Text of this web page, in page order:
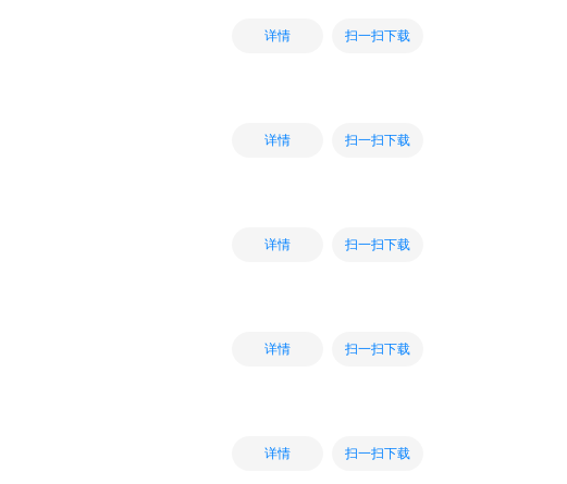
详情 扫一扫下载
详情 扫一扫下载
详情 扫一扫下载
详情 扫一扫下载
详情 扫一扫下载